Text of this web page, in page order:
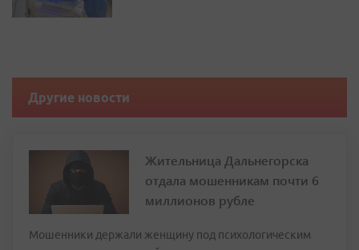
Другие новости
Жительница Дальнегорска
отдала мошенникам почти 6
миллионов рубле
Мошенники держали женщину под психологическим